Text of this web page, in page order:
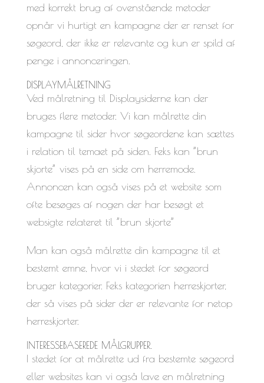
med korrekt brug af ovenstående metoder
opnår vi hurtigt en kampagne der er renset for
søgeord, der ikke er relevante og kun er spild af
penge i annonceringen.
DISPLAYMÅLRETNING
Ved målretning til Displaysiderne kan der
bruges flere metoder. Vi kan målrette din
kampagne til sider hvor søgeordene kan sættes
i relation til temaet på siden. Feks kan ”brun
skjorte” vises på en side om herremode.
Annoncen kan også vises på et website som
ofte besøges af nogen der har besøgt et
websigte relateret til ”brun skjorte”
Man kan også målrette din kampagne til et
bestemt emne, hvor vi i stedet for søgeord
bruger kategorier. Feks kategorien herreskjorter,
der så vises på sider der er relevante for netop
herreskjorter.
INTERESSEBASEREDE MÅLGRUPPER.
I stedet for at målrette ud fra bestemte søgeord
eller websites kan vi også lave en målretning